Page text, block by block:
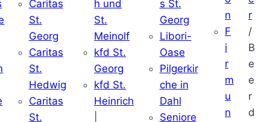
Caritas
St.
Georg
Caritas
St.
Hedwig
Caritas
St.
h und
St.
Meinolf
kfd St.
Georg
kfd St.
Heinrich
s St.
Georg
Libori-
Oase
Pilgerkir
che in
Dahl
Seniore
n
F
i
r
m
u
n
r
/
B
e
e
r
d